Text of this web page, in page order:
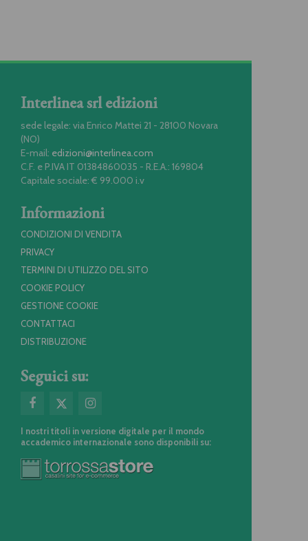
Interlinea srl edizioni
sede legale: via Enrico Mattei 21 - 28100 Novara
(NO)
E-mail: edizioni@interlinea.com
C.F. e P.IVA IT 01384860035 - R.E.A.: 169804
Capitale sociale: € 99.000 i.v
Informazioni
CONDIZIONI DI VENDITA
PRIVACY
TERMINI DI UTILIZZO DEL SITO
COOKIE POLICY
GESTIONE COOKIE
CONTATTACI
DISTRIBUZIONE
Seguici su:
I nostri titoli in versione digitale per il mondo
accademico internazionale sono disponibili su: